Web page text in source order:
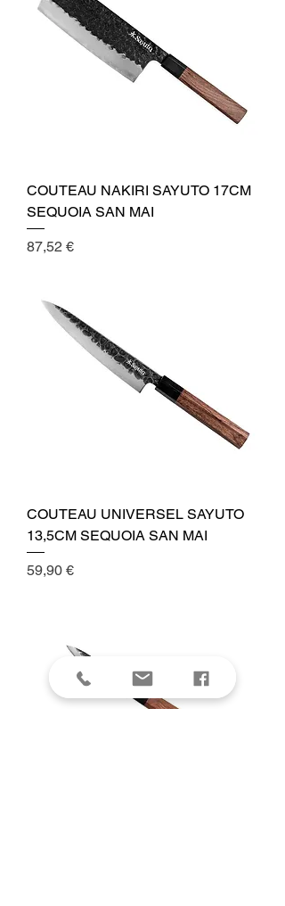
COUTEAU NAKIRI SAYUTO 17CM
SEQUOIA SAN MAI
Cena
87,52 €
COUTEAU UNIVERSEL SAYUTO
13,5CM SEQUOIA SAN MAI
Cena
59,90 €